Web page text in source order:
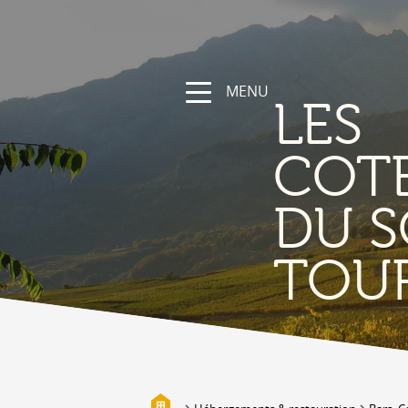
NATURE &
DÉCOUVERTE
Les Coteaux du Soleil, sa région
Randonnées et parcours sportifs
Valais à vélo et en VTT
MENU
LES
DU